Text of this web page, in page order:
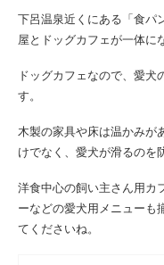
下呂温泉近くにある「食パ
屋とドッグカフェが一体に
ドッグカフェなので、愛
す。
木製の家具や床は温かみが
けでなく、愛犬が滑るのを
洋食中心の飼い主さん用カ
ーなどの愛犬用メニューも
てくださいね。